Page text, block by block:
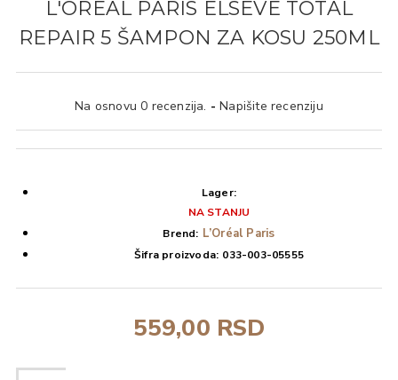
L'OREAL PARIS ELSEVE TOTAL
REPAIR 5 ŠAMPON ZA KOSU 250ML
Na osnovu 0 recenzija. - Napišite recenziju
559,00 RSD
Lager:
NA STANJU
Brend: L’Oréal Paris
Šifra proizvoda: 033-003-05555